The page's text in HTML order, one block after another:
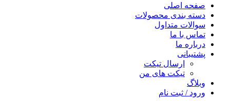
صفحه اصلی
دسته بندی محصولات
سوالات متداول
تماس با ما
درباره ما
پشتیبانی
ارسال تیکت
تیکت های من
وبلاگ
ورود / ثبت نام